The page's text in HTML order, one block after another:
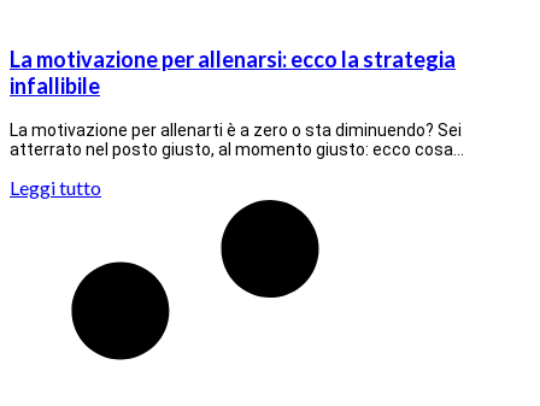
La motivazione per allenarsi: ecco la strategia
infallibile
La motivazione per allenarti è a zero o sta diminuendo? Sei
atterrato nel posto giusto, al momento giusto: ecco cosa…
Leggi tutto